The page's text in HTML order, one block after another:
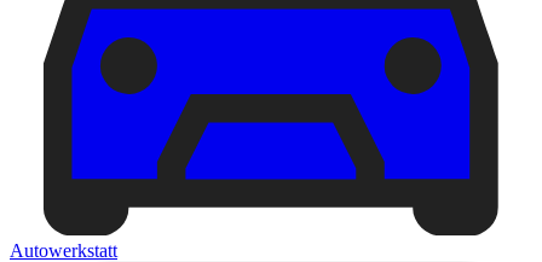
Autowerkstatt